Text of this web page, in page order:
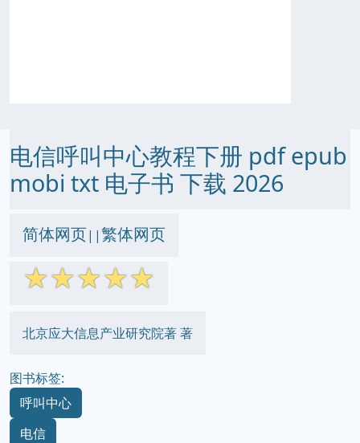
电信呼叫中心教程下册 pdf epub
mobi txt 电子书 下载 2026
简体网页||繁体网页
☆☆☆☆☆
北京应大信息产业研究院著 著
图书标签:
呼叫中心
电信